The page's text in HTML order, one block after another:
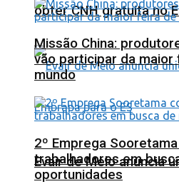
obter CNH gratuita no
Evair de Melo anuncia
Missão China:
vão participar da
mundo
2º Emprega
trabalhadores em
oportunidades